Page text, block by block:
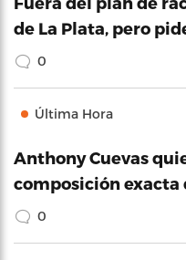
de La Plata, pero
0
Última Hora
Anthony Cuevas
composición exacta
0